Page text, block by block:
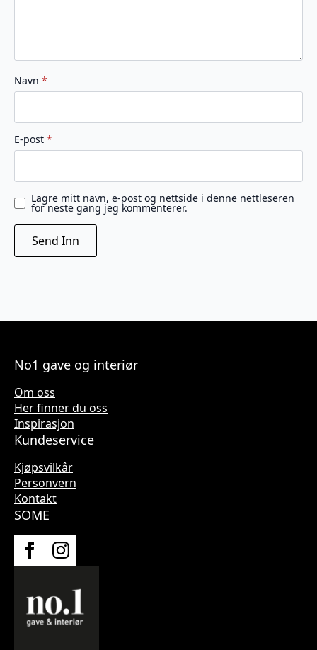
Navn *
E-post *
Lagre mitt navn, e-post og nettside i denne nettleseren
for neste gang jeg kommenterer.
No1 gave og interiør
Om oss
Her finner du oss
Inspirasjon
Kundeservice
Kjøpsvilkår
Personvern
Kontakt
SOME